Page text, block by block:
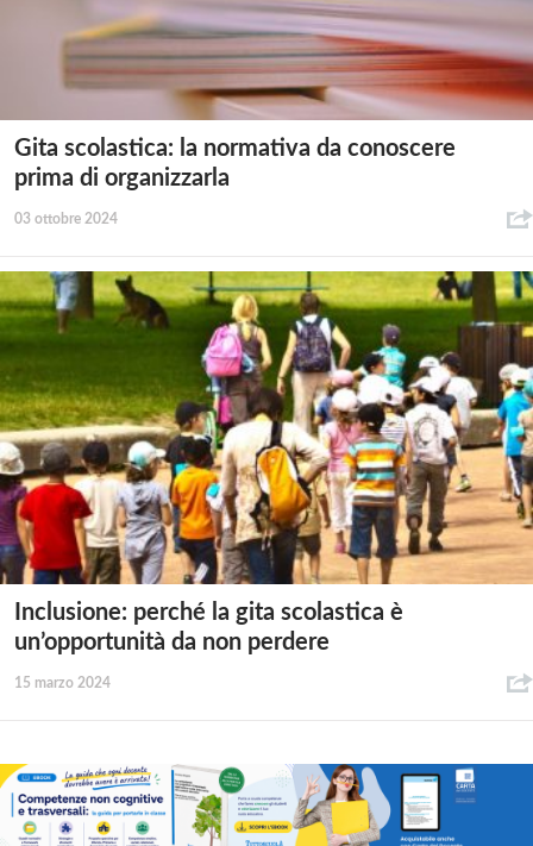
Gita scolastica: la normativa da conoscere
prima di organizzarla
03 ottobre 2024
Inclusione: perché la gita scolastica è
un’opportunità da non perdere
15 marzo 2024